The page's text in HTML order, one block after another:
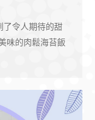
了令人期待的甜
味的肉鬆海苔飯